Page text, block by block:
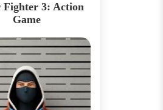
Fighter 3: Action
Game